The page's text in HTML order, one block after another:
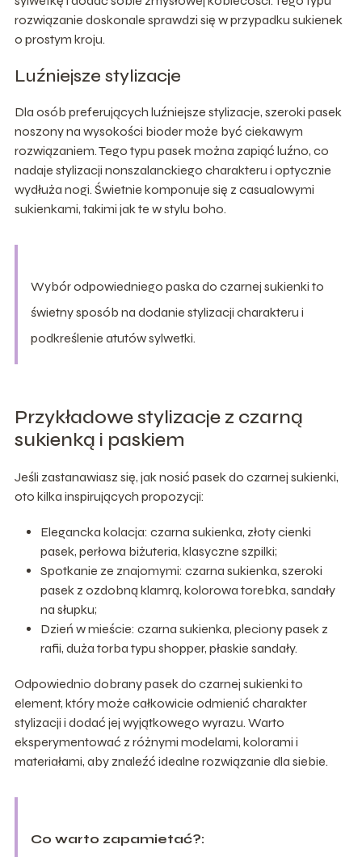
rozwiązanie doskonale sprawdzi się w przypadku sukienek
o prostym kroju.
Luźniejsze stylizacje
Dla osób preferujących luźniejsze stylizacje, szeroki pasek
noszony na wysokości bioder może być ciekawym
rozwiązaniem. Tego typu pasek można zapiąć luźno, co
nadaje stylizacji nonszalanckiego charakteru i optycznie
wydłuża nogi. Świetnie komponuje się z casualowymi
sukienkami, takimi jak te w stylu boho.
Wybór odpowiedniego paska do czarnej sukienki to
świetny sposób na dodanie stylizacji charakteru i
podkreślenie atutów sylwetki.
Przykładowe stylizacje z czarną
sukienką i paskiem
Jeśli zastanawiasz się, jak nosić pasek do czarnej sukienki,
oto kilka inspirujących propozycji:
Elegancka kolacja: czarna sukienka, złoty cienki
pasek, perłowa biżuteria, klasyczne szpilki;
Spotkanie ze znajomymi: czarna sukienka, szeroki
pasek z ozdobną klamrą, kolorowa torebka, sandały
na słupku;
Dzień w mieście: czarna sukienka, pleciony pasek z
rafii, duża torba typu shopper, płaskie sandały.
Odpowiednio dobrany pasek do czarnej sukienki to
element, który może całkowicie odmienić charakter
stylizacji i dodać jej wyjątkowego wyrazu. Warto
eksperymentować z różnymi modelami, kolorami i
materiałami, aby znaleźć idealne rozwiązanie dla siebie.
Co warto zapamietać?: